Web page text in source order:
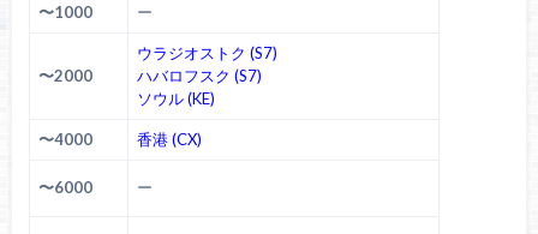
〜1000 ー
〜2000
ウラジオストク (S7)
ハバロフスク (S7)
ソウル (KE)
〜4000 香港 (CX)
〜6000 ー